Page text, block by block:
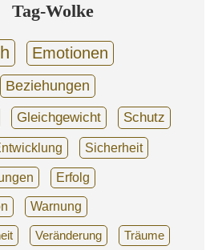
Tag-Wolke
Emotionen
Beziehungen
Gleichgewicht Schutz
Sicherheit
Erfolg
Warnung
Veränderung Träume